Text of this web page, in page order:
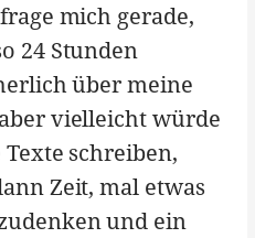
mich gerade,
24 Stunden
über meine
vielleicht würde
schreiben,
Zeit, mal etwas
und ein